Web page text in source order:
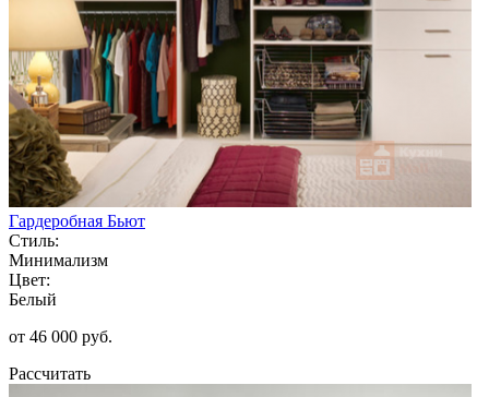
Гардеробная Бьют
Стиль:
Минимализм
Цвет:
Белый
от 46 000 руб.
Рассчитать